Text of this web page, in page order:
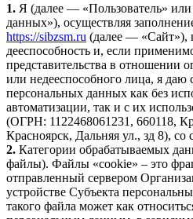
1. Я (далее — «Пользователь»
данных»), осуществляя
https://sibzsm.ru (далее — «Сайт»),
дееспособность и, если
представительства в отношении
или недееспособного лица, я даю
персональных данных как без
автоматизации, так и с их
(ОГРН: 1122468061231, 660118,
Красноярск, Дальняя ул., зд 8), со
2. Категории обрабатываемых
файлы). Файлы «cookie» – это
отправленный сервером
устройстве Субъекта
такого файла может как